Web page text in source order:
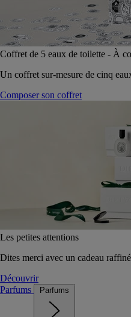
Coffret de 5 eaux de toilette - À
Un coffret sur-mesure de cinq
Composer son coffret
Les petites attentions
Dites merci avec un cadeau
Découvrir
Parfums
Parfums